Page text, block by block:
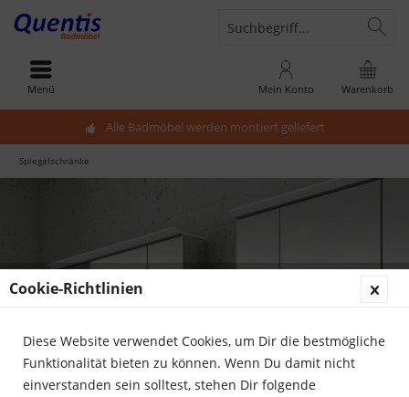
Alle Badmöbel werden montiert geliefert
Warenkorb
Mein Konto
Menü
Spiegelschränke
Cookie-Richtlinien
Diese Website verwendet Cookies, um Dir die bestmögliche
Funktionalität bieten zu können. Wenn Du damit nicht
einverstanden sein solltest, stehen Dir folgende